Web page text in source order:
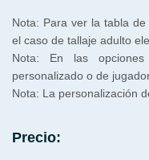
Nota: Para ver la tabla
el caso de tallaje adulto
Nota: En las
personalizado o de
Nota: La personalización
Precio: